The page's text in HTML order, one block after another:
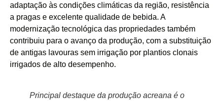
adaptação às condições climáticas da região, resistência
a pragas e excelente qualidade de bebida. A
modernização tecnológica das propriedades também
contribuiu para o avanço da produção, com a substituição
de antigas lavouras sem irrigação por plantios clonais
irrigados de alto desempenho.
Principal destaque da produção acreana é o